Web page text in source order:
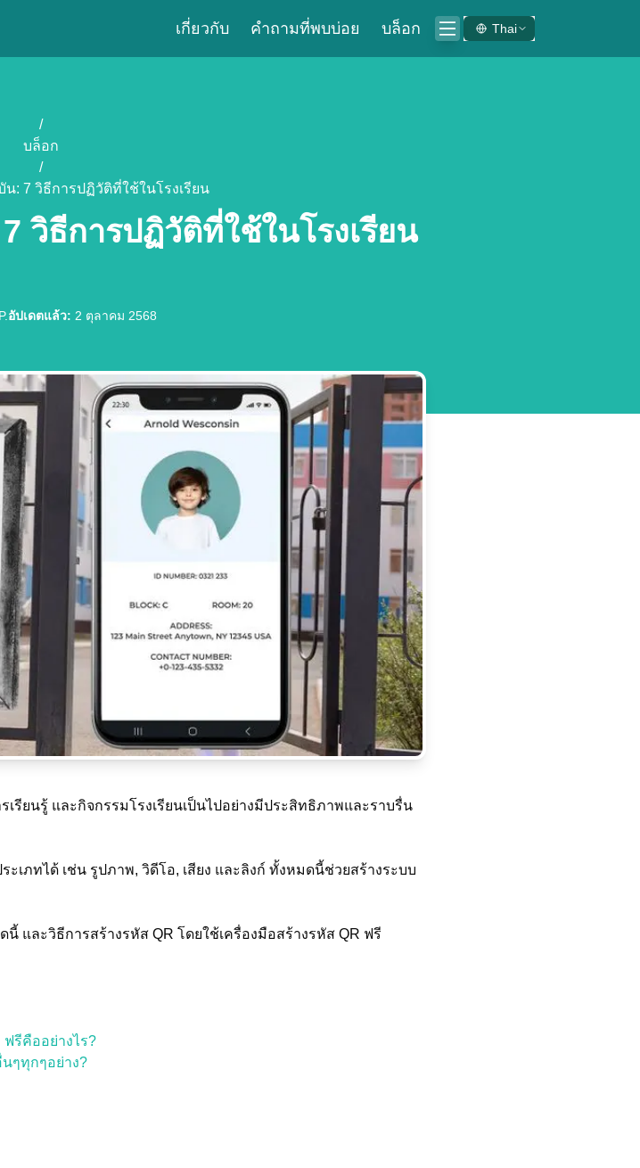
เกี่ยวกับ คำถามที่พบบ่อย บล็อก Thai
/
บล็อก
/
: 7 วิธีการปฏิวัติที่ใช้ในโรงเรียน
วิธีการปฏิวัติที่ใช้ในโรงเรียน
อัปเดตแล้ว: 2 ตุลาคม 2568
รียนรู้ และกิจกรรมโรงเรียนเป็นไปอย่างมีประสิทธิภาพและราบรื่น
ภทได้ เช่น รูปภาพ, วิดีโอ, เสียง และลิงก์ ทั้งหมดนี้ช่วยสร้างระบบ
และวิธีการสร้างรหัส QR โดยใช้เครื่องมือสร้างรหัส QR ฟรี
ฟรีคืออย่างไร?
นๆทุกๆอย่าง?